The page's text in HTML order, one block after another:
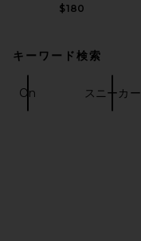
$180
キーワード検索
On スニーカー